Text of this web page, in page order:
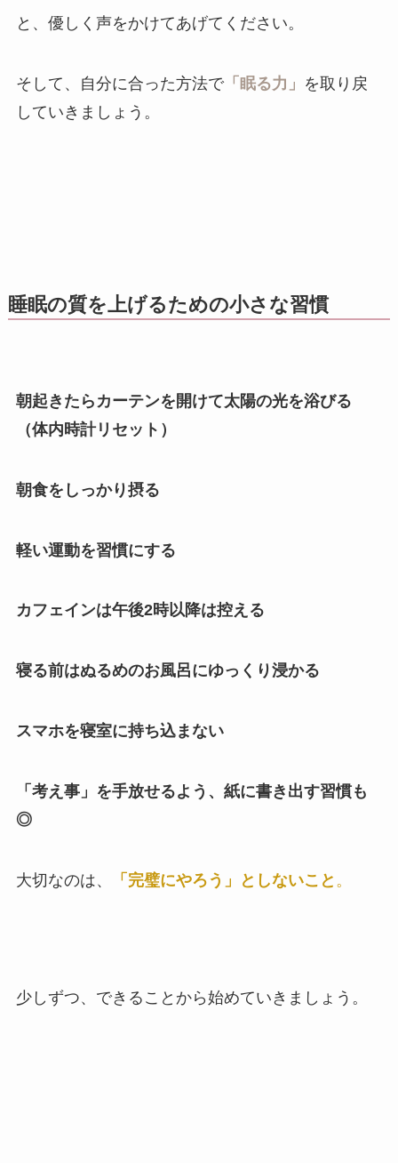
と、優しく声をかけてあげてください。
そして、自分に合った方法で「眠る力」 を取り戻
していきましょう。
睡眠の質を上げるための小さな習慣
朝起きたらカーテンを開けて太陽の光を浴びる
（体内時計リセット）
朝食をしっかり摂る
軽い運動を習慣にする
カフェインは午後2時以降は控える
寝る前はぬるめのお風呂にゆっくり浸かる
スマホを寝室に持ち込まない
「考え事」を手放せるよう、紙に書き出す習慣も
◎
大切なのは、 「完璧にやろう」としないこと 。
少しずつ、できることから始めていきましょう。